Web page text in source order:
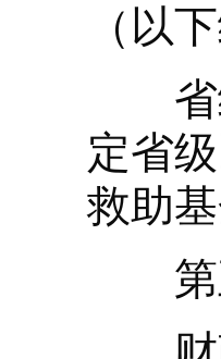
（以
省级
定省
救助
第五